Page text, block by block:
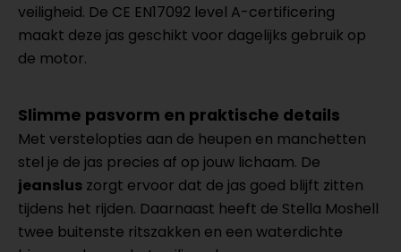
veiligheid. De CE EN17092 level A-certificering
maakt deze jas geschikt voor dagelijks gebruik op
de motor.
Slimme pasvorm en praktische details
Met verstelopties aan de heupen en manchetten
stel je de jas precies af op jouw lichaam. De
jeanslus zorgt ervoor dat de jas goed blijft zitten
tijdens het rijden. Daarnaast heeft de Stella Moshell
twee buitenste ritszakken en een waterdichte